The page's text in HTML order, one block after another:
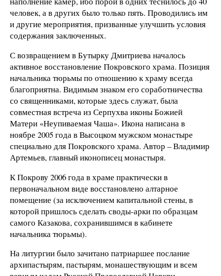
человек, а в других было только пять. Проводились им
и другие мероприятия, призванные улучшить условия
содержания заключенных.
С возвращением в Бутырку Дмитриева началось
активное восстановление Покровского храма. Позиция
начальника тюрьмы по отношению к храму всегда
благоприятна. Видимым знаком его соработничества
со священниками, которые здесь служат, была
совместная встреча из Серпухва иконы Божией
Матери «Неупиваемая Чаша». Икона написана в
ноябре 2005 года в Высоцком мужском монастыре
специально для Покровского храма. Автор – Владимир
Артемьев, главный иконописец монастыря.
К Покрову 2006 года в храме практически в
первоначальном виде восстановлено алтарное
помещение (за исключением капитальной стены, в
которой пришлось сделать своды-арки по образцам
самого Казакова, сохранившимся в кабинете
начальника тюрьмы).
На литургии было зачитано патриаршее послание
архипастырям, пастырям, монашествующим и всем